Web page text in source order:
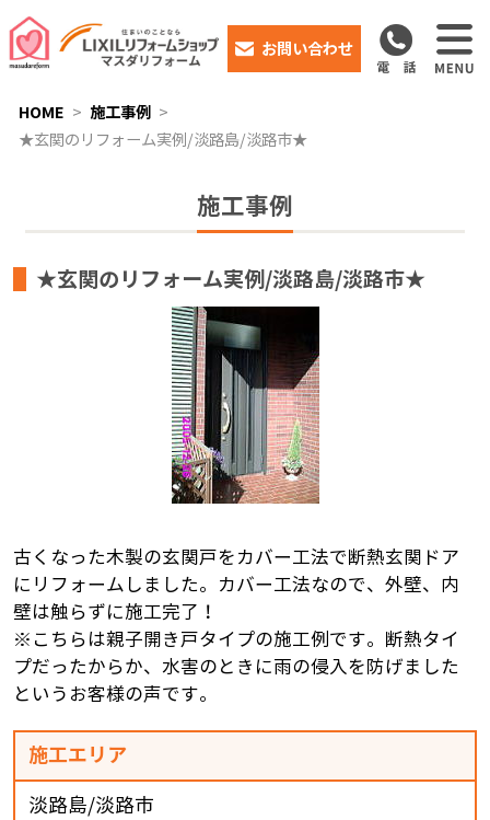
お問い合わせ
HOME
施工事例
★玄関のリフォーム実例/淡路島/淡路市★
施工事例
★玄関のリフォーム実例/淡路島/淡路市★
古くなった木製の玄関戸をカバー工法で断熱玄関ドア
にリフォームしました。カバー工法なので、外壁、内
壁は触らずに施工完了！
※こちらは親子開き戸タイプの施工例です。断熱タイ
プだったからか、水害のときに雨の侵入を防げました
というお客様の声です。
施工エリア
淡路島/淡路市